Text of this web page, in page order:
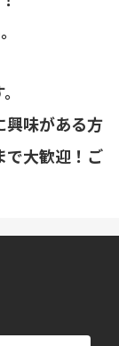
興味がある方
で大歓迎！ご